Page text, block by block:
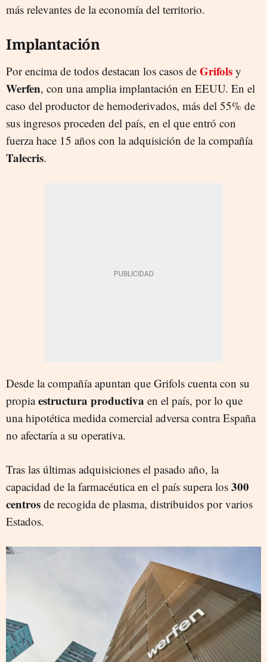
más relevantes de la economía del territorio.
Implantación
Por encima de todos destacan los casos de Grifols y
Werfen, con una amplia implantación en EEUU. En el
caso del productor de hemoderivados, más del 55% de
sus ingresos proceden del país, en el que entró con
fuerza hace 15 años con la adquisición de la compañía
Talecris.
Desde la compañía apuntan que Grifols cuenta con su
propiaestructura productiva en el país, por lo que
una hipotética medida comercial adversa contra España
no afectaría a su operativa.
Tras las últimas adquisiciones el pasado año, la
capacidad de la farmacéutica en el país supera los 300
centros de recogida de plasma, distribuidos por varios
Estados.